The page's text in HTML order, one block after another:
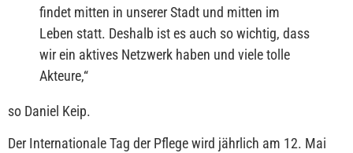
findet mitten in unserer Stadt und mitten im
Leben statt. Deshalb ist es auch so wichtig, dass
wir ein aktives Netzwerk haben und viele tolle
Akteure,“
so Daniel Keip.
Der Internationale Tag der Pflege wird jährlich am 12. Mai